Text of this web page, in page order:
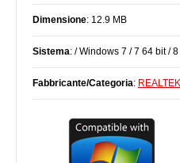
Dimensione: 12.9 MB
Sistema: / Windows 7 / 7 64 bit /
Fabbricante/Categoria: REALTEK